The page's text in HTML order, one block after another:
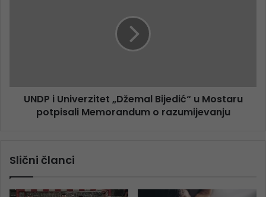
UNDP i Univerzitet „Džemal Bijedić“ u Mostaru
potpisali Memorandum o razumijevanju
Slični članci